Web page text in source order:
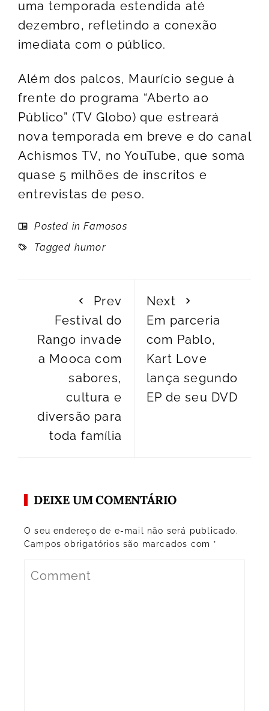
uma temporada estendida até
dezembro, refletindo a conexão
imediata com o público.
Além dos palcos, Maurício segue à
frente do programa “Aberto ao
Público” (TV Globo) que estreará
nova temporada em breve e do canal
Achismos TV, no YouTube, que soma
quase 5 milhões de inscritos e
entrevistas de peso.
Posted inFamosos
Tagged humor
Prev
Festival do
Rango invade
a Mooca com
sabores,
cultura e
diversão para
toda família
Next
Em parceria
com Pablo,
Kart Love
lança segundo
EP de seu DVD
DEIXE UM COMENTÁRIO
O seu endereço de e-mail não será publicado.
Campos obrigatórios são marcados com *